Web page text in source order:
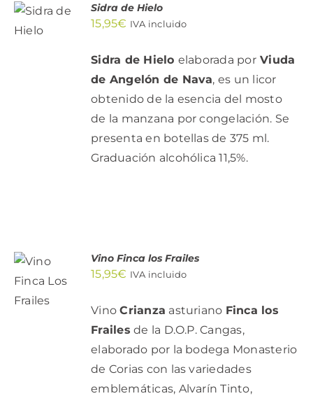
AL
Sidra de Hielo
15,95€ IVA incluido
Sidra de Hielo elaborada porViuda
de Angelón de Nava, es un licor
obtenido de la esencia del mosto
de la manzana por congelación. Se
presenta en botellas de 375 ml.
Graduación alcohólica 11,5%.
CARRITO
/
Vino Finca los Frailes
15,95€ IVA incluido
VinoCrianza asturiano Finca los
Frailes de la D.O.P. Cangas,
elaborado por la bodega Monasterio
de Corias con las variedades
emblemáticas, Alvarín Tinto,